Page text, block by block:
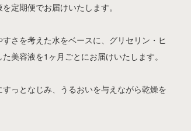
定期便でお届けいたします。
さを考えた水をベースに、グリセリン・ヒ
美容液を1ヶ月ごとにお届けいたします。
っとなじみ、うるおいを与えながら乾燥を